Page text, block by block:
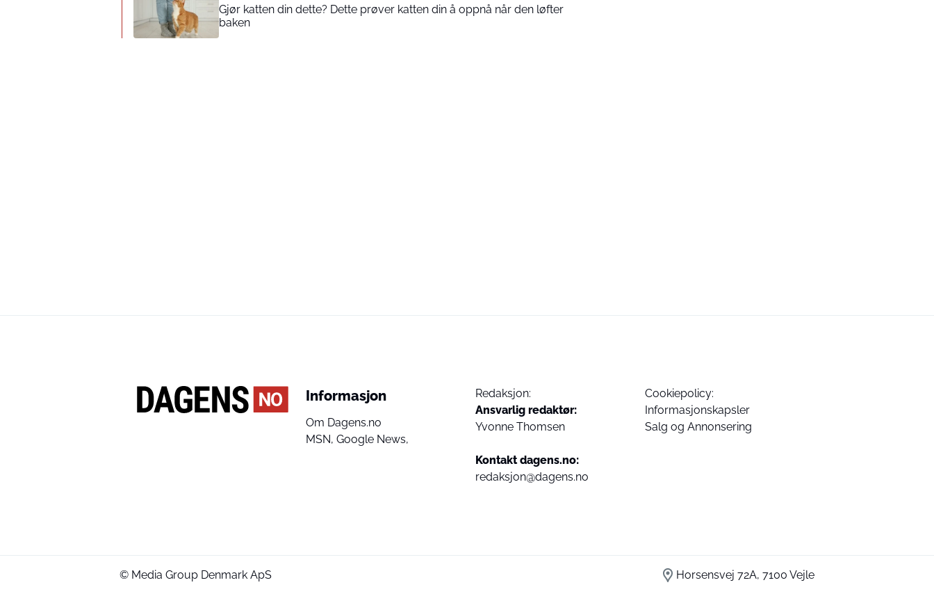
Gjør katten din dette? Dette prøver katten din å oppnå når den løfter
baken
Informasjon
Om Dagens.no
MSN, Google News,
Redaksjon:
Ansvarlig redaktør:
Yvonne Thomsen
Kontakt dagens.no:
redaksjon@dagens.no
Cookiepolicy:
Informasjonskapsler
Salg og Annonsering
© Media Group Denmark ApS Horsensvej 72A, 7100 Vejle